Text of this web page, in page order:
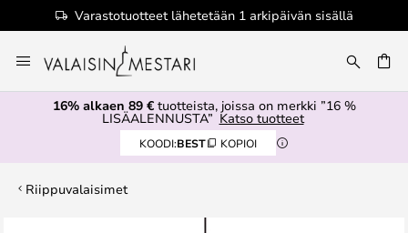
Varastotuotteet lähetetään 1 arkipäivän sisällä
to
Content
16% alkaen 89 €tuotteista, joissa on merkki ”16 %
LISÄALENNUSTA” Katso tuotteet
KOODI:BEST KOPIOI
Riippuvalaisimet